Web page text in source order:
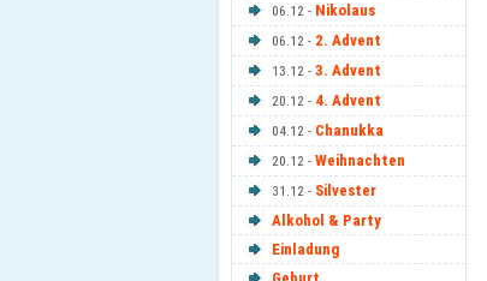
06.12 - Nikolaus
06.12 - 2. Advent
13.12 - 3. Advent
20.12 - 4. Advent
04.12 - Chanukka
20.12 - Weihnachten
31.12 - Silvester
Alkohol & Party
Einladung